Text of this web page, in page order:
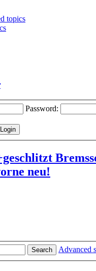
topics
Password:
neu!
Search
Advanced